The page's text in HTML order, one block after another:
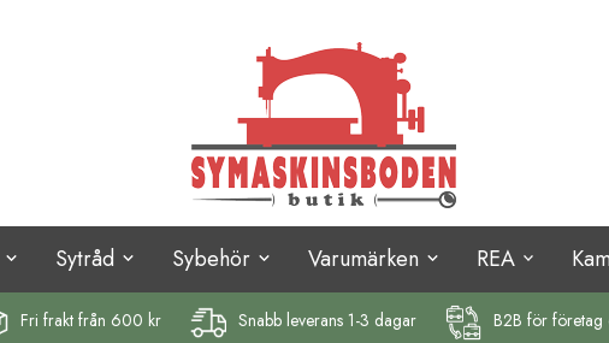
Sytråd Sybehör Varumärken REA
Fri fraktfrån 600 kr Snabb leverans 1-3 dagar B2B för företag